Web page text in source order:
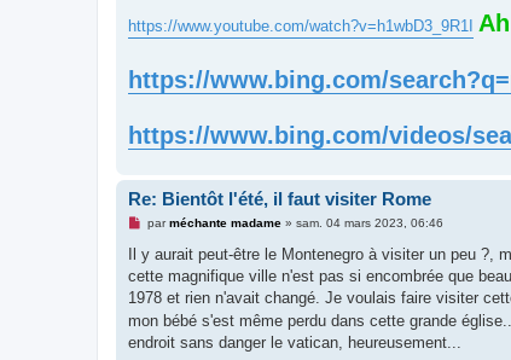
l
u
https://www.youtube.com/watch?v=h1wbD3_9R1I
https://www.bing.com/
https://www.bing.com/videos/
Re: Bientôt l'été, il faut visiter Rome
M
s
s
a
g
n
o
n
parméchante madame» sam. 04 mars 2023, 06:46
Il y aurait peut-être le Montenegro à visiter un peu ?,
cette magnifique ville n'est pas si encombrée que
1978 et rien n'avait changé. Je voulais faire visiter
mon bébé s'est même perdu dans cette grande
endroit sans danger le vatican, heureusement...